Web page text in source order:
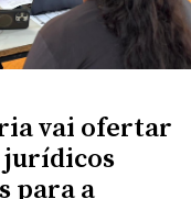
vai ofertar
jurídicos
para a